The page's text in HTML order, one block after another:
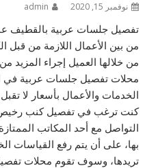
نوفمبر 15, 2020 admin
تفصيل جلسات عربية بالقطيف
من بين الأعمال اللازمة من قبل
من خلالها العميل إجراء المزيد
محلات تفصيل جلسات عربية
الخدمات والأعمال بأسعار لا
كنت ترغب في تفصيل كنب
التواصل مع أحد المكاتب
بها، على أن يتم رفع القياسات
تريدها، وسوف تقوم محلات